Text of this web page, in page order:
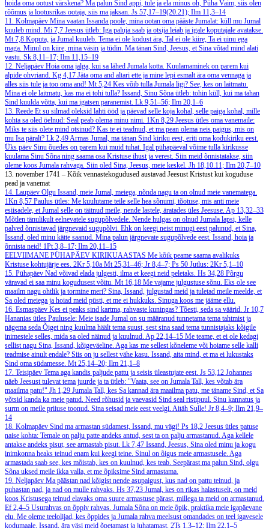
hoida oma ootust värskena? Ma palun Sind appi, tule ja ela minus oh, Püha Vaim, siis olen
rõõmus ja lootusrikas ootaja, siis ma jaksan. Js 57,17–19(20.21); Ilm 11,3–14
11. Kolmapäev Mina vaatan Issanda poole, mina ootan oma pääste Jumalat: küll mu Jumal
kuuleb mind. Mi 7,7 Jeesus ütleb: Iga paluja saab ja otsija leiab ja igale koputajale avatakse.
Mt 7,8 Koputa, ja Jumal kuuleb. Tema ei ole kodust ära, Tal ei ole kiire, Ta ei uinu ega
maga. Minul on kiire, mina väsin ja tüdin. Ma tänan Sind, Jeesus, et Sina võtad mind alati
vastu. Sk 8,11–17; Ilm 11,15–19
12. Neljapäev Hoia oma jalga, kui sa lähed Jumala kotta. Kuulamaminek on parem kui
alpide ohvriand. Kg 4,17 Jäta oma and altari ette ja mine lepi esmalt ära oma vennaga ja
alles siis tule ja too oma and! Mt 5,24 Kes võib tulla Jumala ligi? See, kes on laitmatu.
Mina ei ole laitmatu, kas ma ei tohi tulla? Issand, Sinu Sõna ütleb: tohin küll, kui ma tahan
Sind kuulda võtta, kui ma igatsen paranemist. Lk 9,51–56; Ilm 20,1–6
13. Reede Et su silmad oleksid lahti ööd ja päevad selle koja kohal, selle paiga kohal, mille
kohta sa oled öelnud: Seal peab olema minu nimi. 1Kn 8,29 Jeesus ütles oma vanemaile:
Miks te siis olete mind otsinud? Kas te ei teadnud, et ma pean olema neis paigus, mis on
mu Isa päralt? Lk 2,49Armas Jumal, ma tänan Sind kiriku eest, eriti oma kodukiriku eest.
Üks päev Sinu õuedes on parem kui muid tuhat. Igal pühapäeval võime tulla kirikusse
kuulama Sinu Sõna ning saama osa Kristuse ihust ja verest. Siin meid õnnistatakse, siin
oleme koos Jumala rahvaga. Siin oled Sina, Jeesus, meie keskel. Jh 18,10.11; Ilm 20,7–10
13. november 1741 – Kõik vennastekogudused austavad Jeesust Kristust kui koguduse
pead ja vanemat
14. Laupäev Olgu Issand, meie Jumal, meiega, nõnda nagu ta on olnud meie vanematega.
1Kn 8,57 Paulus ütles: Me kuulutame teile selle hea sõnumi, tõotuse, mis anti meie
esiisadele, et Jumal selle on täitnud meile, nende lastele, äratades üles Jeesuse. Ap 13,32–33
Mõtlen tänulikult eelnevatele sugupõlvedele. Nende hulgas on olnud Jumala lapsi, kelle
palved õnnistavad järgnevaid sugupõlvi. Ehk on keegi neist minugi eest palunud, et Sina,
Issand, oled minu kätte saanud. Mina palun järgnevate sugupõlvede eest. Issand, hoia ja
õnnista neid! 1Pt 3,8–17; Ilm 20,11–15
EELVIIMANE PÜHAPÄEV KIRIKUAASTAS Me kõik peame saama avalikuks
Kristuse kohtujärje ees. 2Kr 5,10a Mt 25,31–46; Jr 8,4–7; Ps 50 Jutlus: 2Kr 5,1–10
15. Pühapäev Nad võivad elada julgesti, ilma et keegi neid peletaks. Hs 34,28 Põrgu
väravad ei saa minu kogudusest võitu. Mt 16,18 Me vajame julgustuse sõnu. Eks ole see
maailm nagu ohtlik ja tormine meri? Sina, Issand, julgustad meid ja tuletad meile meelde, et
Sa oled meiega ja hoiad meid püsti, et me ei hukkuks. Sinuga koos me jääme ellu.
16. Esmaspäev Kes ei peaks sind kartma, rahvaste kuningas? Tõesti, seda sa väärid. Jr 10,7
Hananias ütles Paulusele: Meie isade Jumal on su määranud tunnetama tema tahtmist ja
nägema seda Õiget ning kuulma häält tema suust, sest sina saad tema tunnistajaks kõigile
inimestele selles, mida sa oled näinud ja kuulnud. Ap 22,14–15 Me teame, et ei ole kedagi
sellist nagu Sina, Issand, kõigeväeline. Aga kas me sellest kõneleme või hoiame selle kalli
teadmise ainult endale? Siis on ju sellest vähe kasu. Issand, aita mind, et ma ei lukustaks
Sind oma südamesse. Mt 25,14–20; Ilm 21,1–8
17. Teisipäev Tema aga kandis paljude pattu ja seisis üleastujate eest. Js 53,12 Johannes
näeb Jeesust tulevat tema juurde ja ta ütleb: "Vaata, see on Jumala Tall, kes võtab ära
maailma patu!" Jh 1,29 Jumala Tall, kes Sa kannad ära maailma patu, me täname Sind, et Sa
võtsid kanda ka meie patud. Need rõhusid ja vaevasid Sind seal ristipuul. Sinu kannatus ja
surm on meile priiuse toonud. Sina seisad meie eest veelgi. Aitäh Sulle! Jr 8,4–9; Ilm 21,9–
14
18. Kolmapäev Sind ma armastan südamest, Issand, mu vägi! Ps 18,2 Jeesus ütles patuse
naise kohta: Temale on palju patte andeks antud, sest ta on palju armastanud. Aga kellele
antakse andeks pisut, see armastab pisut. Lk 7,47 Issand, Jeesus, Sina oled minu ja kogu
inimkonna heaks teinud enam kui keegi teine. Sinul on õigus meie armastusele. Aga
armastada saab see, kes mõistab, kes on kuulnud, kes teab. Seepärast ma palun Sind, olgu
Sõna uksed meile ikka valla, et me õpiksime Sind armastama.
19. Neljapäev Ma päästan nad kõigist nende asupaigust, kus nad on pattu teinud, ja
puhastan nad, ja nad on mulle rahvaks. Hs 37,23 Jumal, kes on rikas halastuselt, on meid
koos Kristusega teinud elavaks oma suure armastuse pärast, millega ta meid on armastanud.
Ef 2,4–5 Usurahvas on õppiv rahvas. Jumala Sõna on meie õpik, praktika meie igapäevane
elu. Me oleme teelolijad, kes õppides ja Jumala rahva meelsust omandades on teel igavesele
kodumaale. Issand, ära väsi meid õpetamast ja juhatamast. 2Ts 1,3–12; Ilm 22,1–5